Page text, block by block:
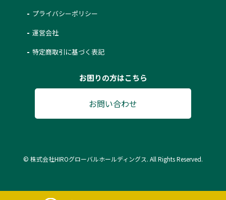
プライバシーポリシー
運営会社
特定商取引に基づく表記
お困りの方はこちら
お問い合わせ
© 株式会社HIROグローバルホールディングス. All Rights Reserved.